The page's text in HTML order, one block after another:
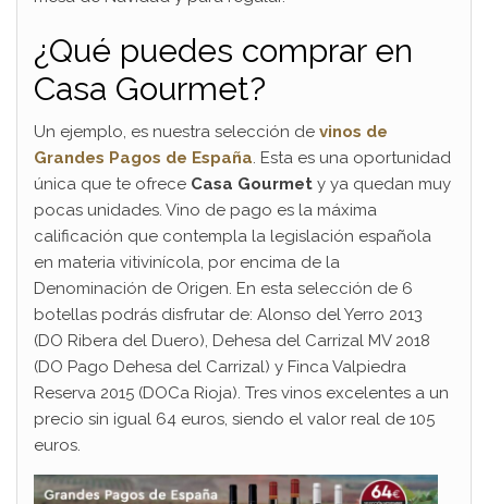
¿Qué puedes comprar en
Casa Gourmet?
Un ejemplo, es nuestra selección de vinos de
Grandes Pagos de España. Esta es una oportunidad
única que te ofrece Casa Gourmet y ya quedan muy
pocas unidades. Vino de pago es la máxima
calificación que contempla la legislación española
en materia vitivinícola, por encima de la
Denominación de Origen. En esta selección de 6
botellas podrás disfrutar de: Alonso del Yerro 2013
(DO Ribera del Duero), Dehesa del Carrizal MV 2018
(DO Pago Dehesa del Carrizal) y Finca Valpiedra
Reserva 2015 (DOCa Rioja). Tres vinos excelentes a un
precio sin igual 64 euros, siendo el valor real de 105
euros.